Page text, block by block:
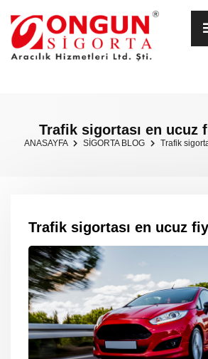
Trafik sigortası en ucuz
ANASAYFA SİGORTA BLOG Trafik
Trafik sigortası en ucuz